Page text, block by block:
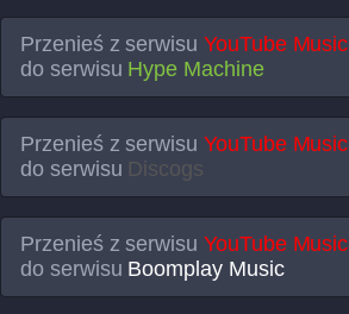
Przenieś z serwisu YouTube Music
do serwisu Hype Machine
Przenieś z serwisu YouTube Music
do serwisu Discogs
Przenieś z serwisu YouTube Music
do serwisu Boomplay Music